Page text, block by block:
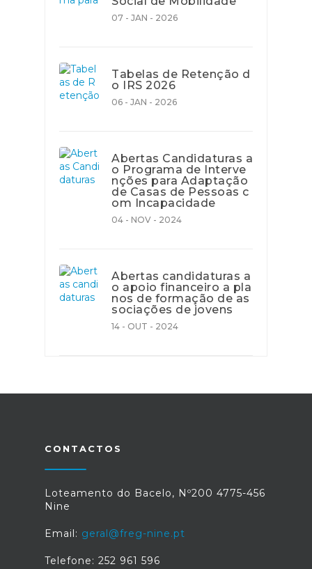
07 - JAN - 2026
Tabelas de Retenção d
o IRS 2026
06 - JAN - 2026
Abertas Candidaturas a
o Programa de Interve
nções para Adaptação
de Casas de Pessoas c
om Incapacidade
04 - NOV - 2024
Abertas candidaturas a
o apoio financeiro a pla
nos de formação de as
sociações de jovens
14 - OUT - 2024
CONTACTOS
Loteamento do Bacelo, Nº200 4775-456
Nine
Email: geral@freg-nine.pt
Telefone: 252 961 596